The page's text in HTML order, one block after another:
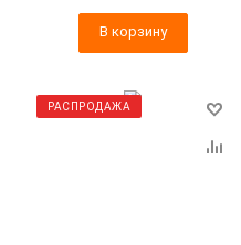
В корзину
РАСПРОДАЖА